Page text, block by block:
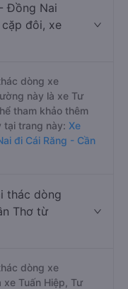
Đồng Nai
đôi, xe
dòng xe
này là xe Tư
tham khảo thêm
tại trang này: Xe
đi Cái Răng - Cần
thác dòng
Thơ từ
dòng xe
Tuấn Hiệp, Tư